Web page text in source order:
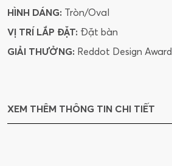
HÌNH DÁNG: Tròn/Oval
VỊ TRÍ LẮP ĐẶT: Đặt bàn
GIẢI THƯỞNG: Reddot Design Award
XEM THÊM THÔNG TIN CHI TIẾT